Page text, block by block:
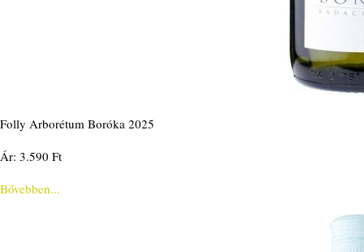
Folly Arborétum Boróka 2025
Ár: 3.590 Ft
Bővebben...